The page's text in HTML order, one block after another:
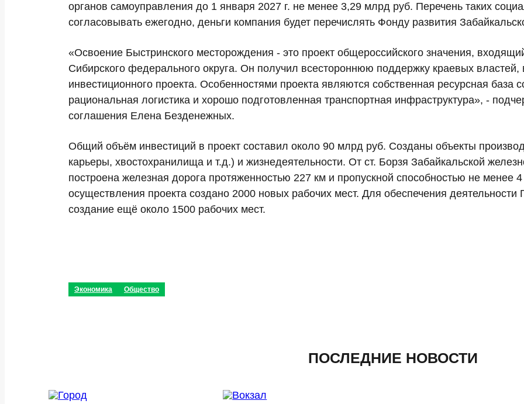
органов самоуправления до 1 января 2027 г. не менее 3,29 млрд руб. Перечень таких
согласовывать ежегодно, деньги компания будет перечислять Фонду развития
«Освоение Быстринского месторождения - это проект общероссийского значения,
Сибирского федерального округа. Он получил всестороннюю поддержку краевых властей,
инвестиционного проекта. Особенностями проекта являются собственная ресурсная база
рациональная логистика и хорошо подготовленная транспортная инфраструктура», -
соглашения Елена Безденежных.
Общий объём инвестиций в проект составил около 90 млрд руб. Созданы объекты
карьеры, хвостохранилища и т.д.) и жизнедеятельности. От ст. Борзя Забайкальской
построена железная дорога протяженностью 227 км и пропускной способностью не менее
осуществления проекта создано 2000 новых рабочих мест. Для обеспечения деятельности
создание ещё около 1500 рабочих мест.
Экономика Общество
ПОСЛЕДНИЕ НОВОСТИ